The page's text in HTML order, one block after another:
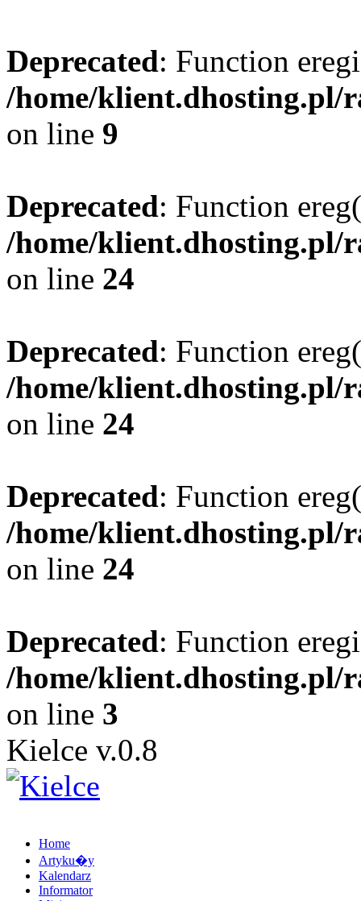
Deprecated: Function
/home/klient.dhosting.pl/
on line 9
Deprecated: Function
/home/klient.dhosting.pl/
on line 24
Deprecated: Function
/home/klient.dhosting.pl/
on line 24
Deprecated: Function
/home/klient.dhosting.pl/
on line 24
Deprecated: Function
/home/
on line 3
Kielce v.0.8
Home
Artyku�y
Kalendarz
Informator